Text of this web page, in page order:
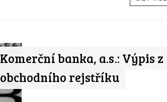
Komerční banka, a.s.: Výpis z
obchodního rejstříku